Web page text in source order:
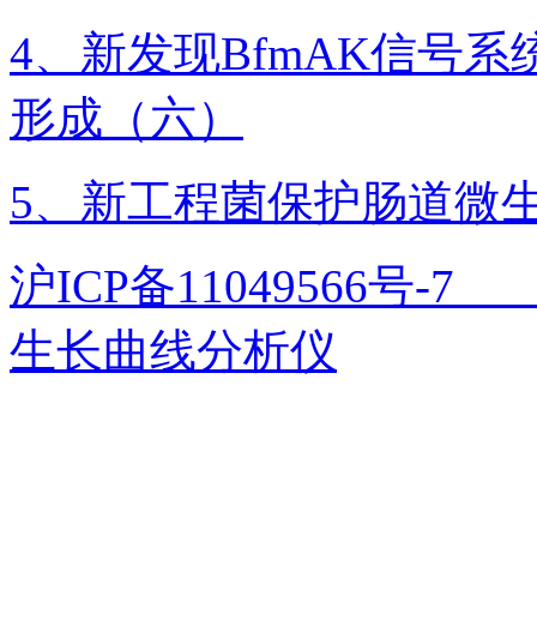
4、新发现BfmAK信号系
形成（六）
5、新工程菌保护肠道微
沪ICP备11049566号
生长曲线分析仪